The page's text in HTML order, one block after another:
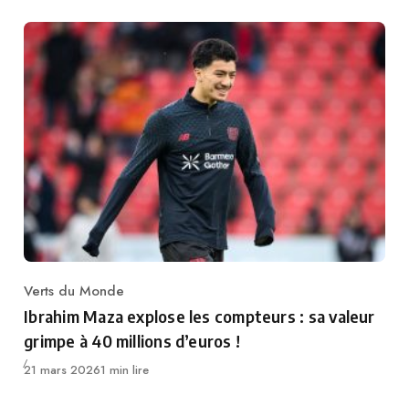
Category
Verts du Monde
Ibrahim Maza explose les compteurs : sa valeur
grimpe à 40 millions d’euros !
Publié
21 mars 20261 min lire